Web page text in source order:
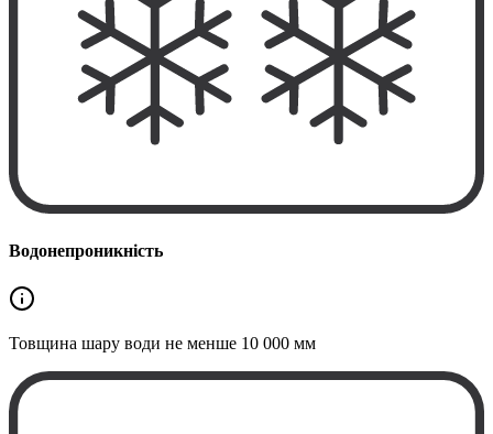
Водонепроникність
Товщина шару води не менше 10 000 мм